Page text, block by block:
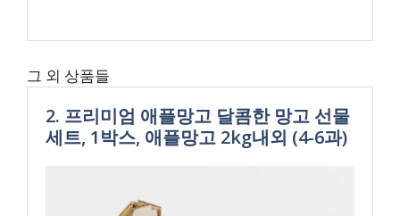
그 외 상품들
2. 프리미엄 애플망고 달콤한 망고 선물
세트, 1박스, 애플망고 2kg내외 (4-6과)